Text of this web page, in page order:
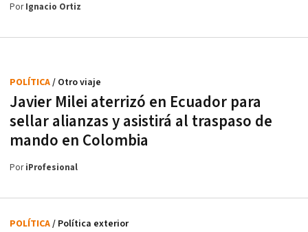
PorIgnacio Ortiz
Javier Milei aterrizó en Ecuador para
sellar alianzas y asistirá al traspaso de
mando en Colombia
POLÍTICA/ Otro viaje
PoriProfesional
POLÍTICA/ Política exterior